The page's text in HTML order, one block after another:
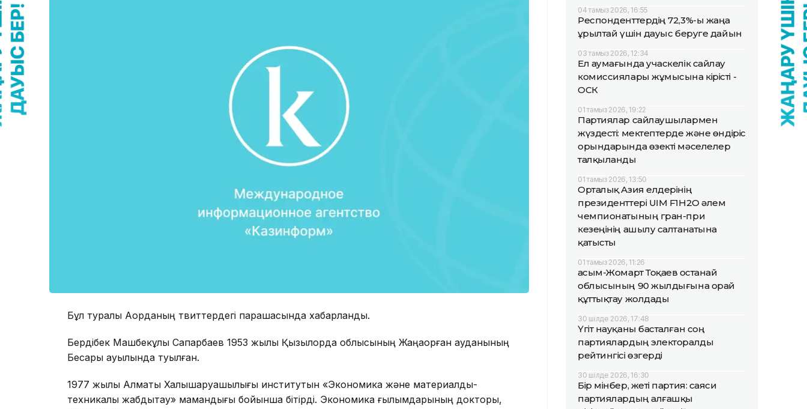
Бұл туралы Ақорданың твиттердегі парақшасында хабарланды.
Бердібек Машбекұлы Сапарбаев 1953 жылы Қызылорда облысының Жаңақорған ауданының
Бесарық ауылында туылған.
1977 жылы Алматы Халықшаруашылығы институтын «Экономика және материалдық-
техникалық жабдықтау» мамандығы бойынша бітірді. Экономика ғылымдарының докторы,
04 тамыз 2026, 16:55
Респонденттердің 72,3%-ы жаңа
Құрылтай үшін дауыс беруге дайын
03 тамыз 2026, 12:34
Ел аумағында учаскелік сайлау
комиссиялары жұмысына кірісті -
ОСК
01 тамыз 2026, 19:22
Партиялар сайлаушылармен
жүздесті: мектептерде және өндіріс
орындарында өзекті мәселелер
талқыланды
01 тамыз 2026, 13:50
Орталық Азия елдерінің
президенттері UIM F1H2O әлем
чемпионатының гран-при
кезеңінің ашылу салтанатына
қатысты
01 тамыз 2026, 11:26
Қасым-Жомарт Тоқаев Қостанай
облысының 90 жылдығына орай
құттықтау жолдады
30 шілде 2026, 17:48
Үгіт науқаны басталған соң
партиялардың электоралды
рейтингісі өзгерді
30 шілде 2026, 16:30
Бір мінбер, жеті партия: саяси
партиялардың алғашқы